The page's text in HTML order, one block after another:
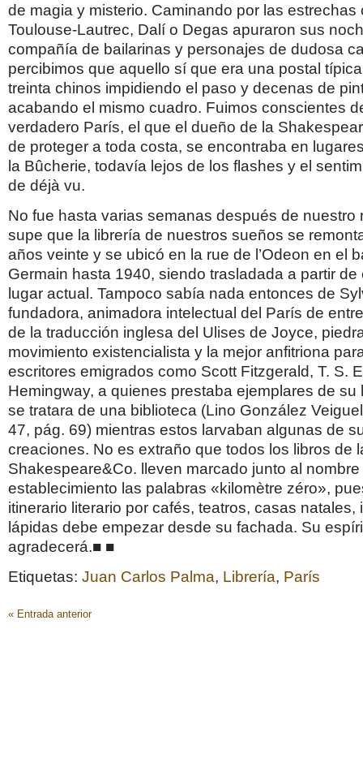
de magia y misterio. Caminando por las estrechas
Toulouse-Lautrec, Dalí o Degas apuraron sus
compañía de bailarinas y personajes de dudosa
percibimos que aquello sí que era una postal
treinta chinos impidiendo el paso y decenas de
acabando el mismo cuadro. Fuimos conscientes
verdadero París, el que el dueño de la
de proteger a toda costa, se encontraba en
la Bûcherie, todavía lejos de los flashes y el
de déjà vu.
No fue hasta varias semanas después de nuestro
supe que la librería de nuestros sueños se
años veinte y se ubicó en la rue de l’Odeon en el
Germain hasta 1940, siendo trasladada a partir
lugar actual. Tampoco sabía nada entonces de
fundadora, animadora intelectual del París de
de la traducción inglesa del Ulises de Joyce,
movimiento existencialista y la mejor anfitriona
escritores emigrados como Scott Fitzgerald, T. S.
Hemingway, a quienes prestaba ejemplares de su
se tratara de una biblioteca (Lino González
47, pág. 69) mientras estos larvaban algunas de
creaciones. No es extraño que todos los libros de
Shakespeare&Co. lleven marcado junto al nombre
establecimiento las palabras «kilomètre zéro»,
itinerario literario por cafés, teatros, casas natales,
lápidas debe empezar desde su fachada. Su
agradecerá.■ ■
Etiquetas: Juan Carlos Palma, Librería, París
« Entrada anterior